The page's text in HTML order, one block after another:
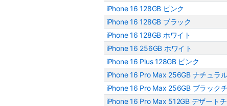
iPhone 16 128GB ピンク
iPhone 16 128GB ブラック
iPhone 16 128GB ホワイト
iPhone 16 256GB ホワイト
iPhone 16 Plus 128GB ピンク
iPhone 16 Pro Max 256GB ナチュラ
iPhone 16 Pro Max 256GB ブラック
iPhone 16 Pro Max 512GB デザート